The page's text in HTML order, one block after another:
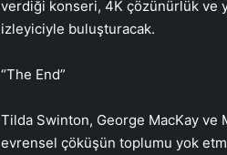
verdiği konseri, 4K çözünürlük ve
izleyiciyle buluşturacak.
“The End”
Tilda Swinton, George MacKay ve
evrensel çöküşün toplumu yok